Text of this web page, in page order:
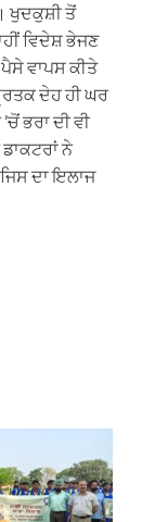
ਖੁਦਕੁਸ਼ੀ ਤੋਂ
ਵਿਦੇਸ਼ ਭੇਜਣ
ਵਾਪਸ ਕੀਤੇ
ਦੇਹ ਹੀ ਘਰ
ਭਰਾ ਦੀ ਵੀ
ਨੇ
ਦਾ ਇਲਾਜ